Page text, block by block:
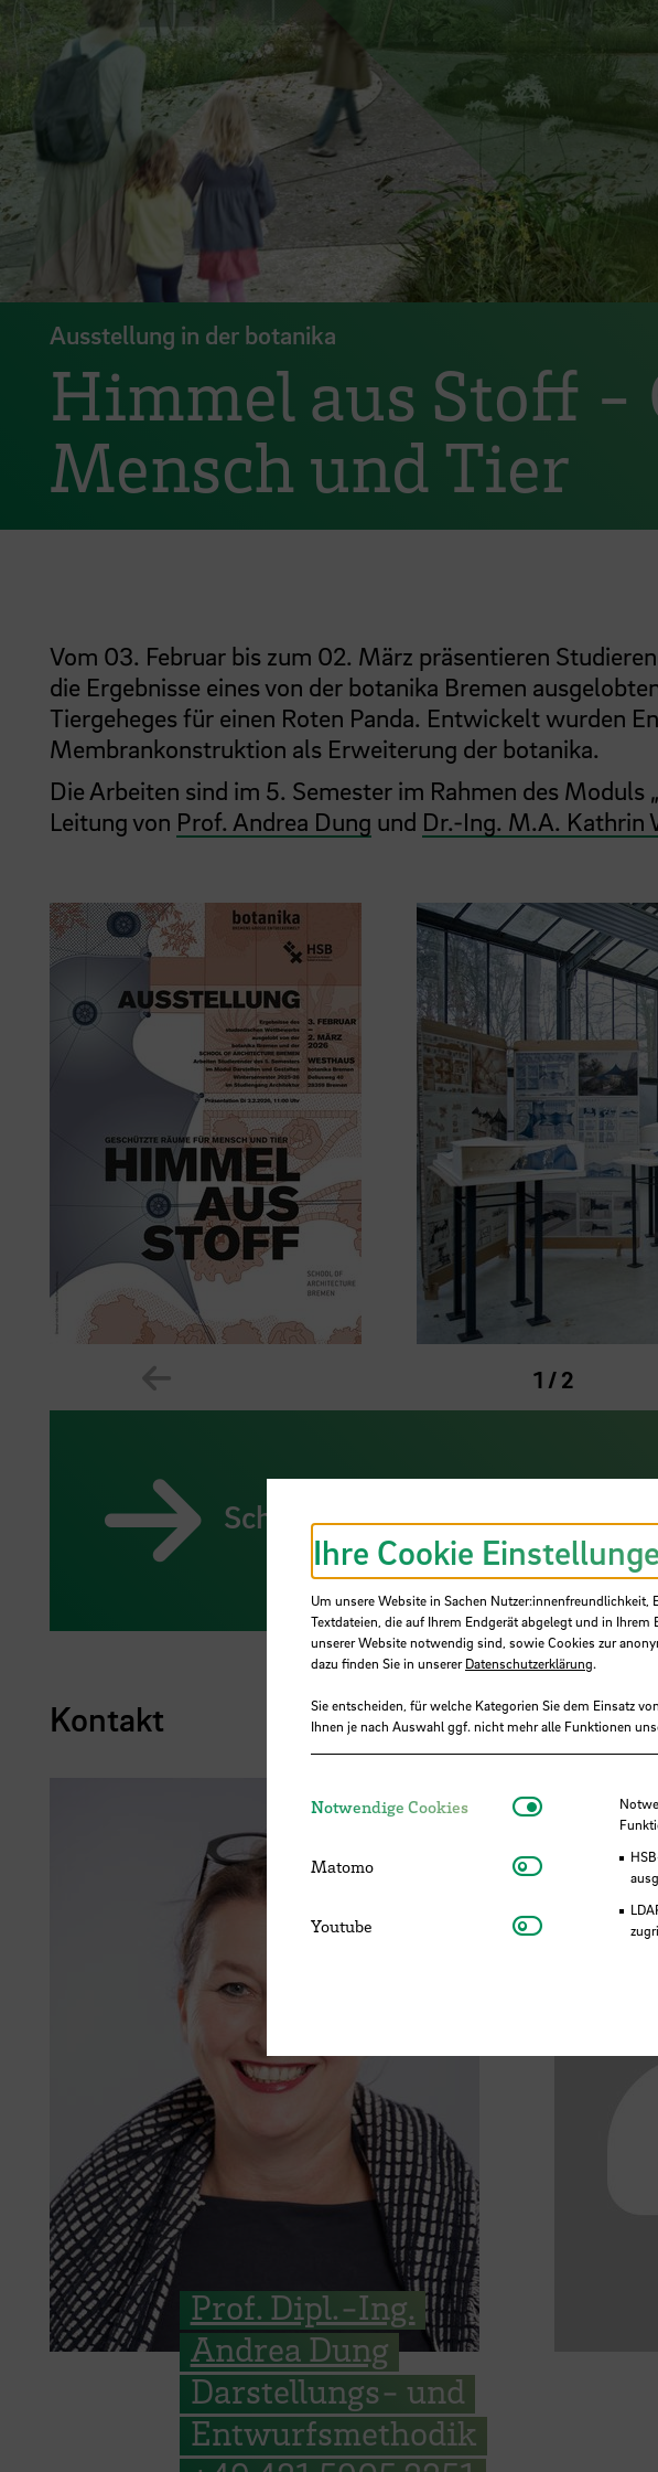
Ausstellung in der botanika
Himmel aus Stoff -
Mensch und Tier
Vom 03. Februar bis zum 02. März präsentieren
die Ergebnisse eines von der botanika Bremen
Tiergeheges für einen Roten Panda. Entwickelt wurden
Membrankonstruktion als Erweiterung der botanika.
Die Arbeiten sind im 5. Semester im Rahmen des
Leitung von Prof. Andrea Dung und Dr.-Ing. M.A. Kathrin
Zeige vorheriges Element im Karussell
1 / 2
School of Architecture Bremen
Kontakt
Prof. Dipl.-Ing.
Andrea Dung
Darstellungs- und
Entwurfsmethodik
Ihre Cookie
Um unsere Website in Sachen
Textdateien, die auf Ihrem Endgerät abgelegt und in
unserer Website notwendig sind, sowie Cookies zur
dazu finden Sie in unsererDatenschutzerklärung.
Sie entscheiden, für welche Kategorien Sie dem Einsatz
Ihnen je nach Auswahl ggf. nicht mehr alle Funktionen
Notwendige Cookies Notwendige
Matomo Matomo
Youtube Youtube